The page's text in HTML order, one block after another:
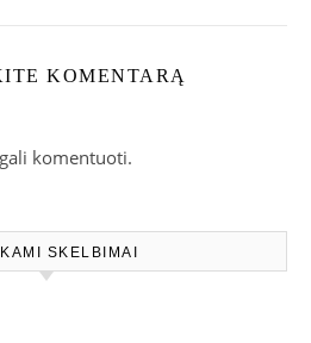
KOMENTARĄ
komentuoti.
SKELBIMAI